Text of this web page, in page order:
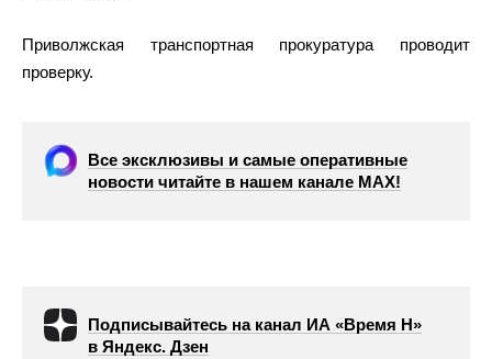
Приволжская транспортная прокуратура проводит
проверку.
Все эксклюзивы и самые оперативные
новости читайте в нашем канале МАХ!
Подписывайтесь на канал ИА «Время Н»
в Яндекс. Дзен